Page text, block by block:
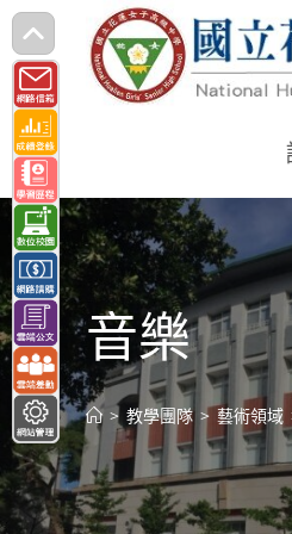
跳
轉
至
主
要
內
容
音樂
> 教學團隊 > 藝術領域